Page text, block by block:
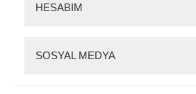
HESABIM
SOSYAL MEDYA